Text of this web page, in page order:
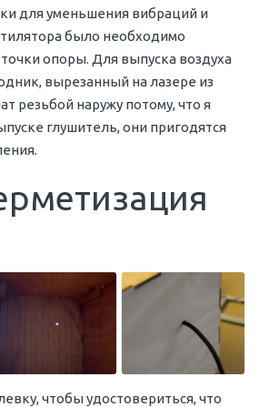
для уменьшения вибраций и
было необходимо
опоры. Для выпуска воздуха
вырезанный на лазере из
резьбой наружу потому, что я
глушитель, они пригодятся
чтобы удостовериться, что